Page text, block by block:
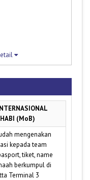
(MoB)
mengenakan
kepada team
tiket, name
berkumpul di
Terminal 3